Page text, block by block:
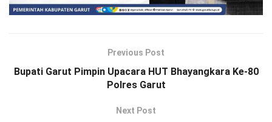
Previous Post
Bupati Garut Pimpin Upacara HUT Bhayangkara Ke-80
Polres Garut
Next Post